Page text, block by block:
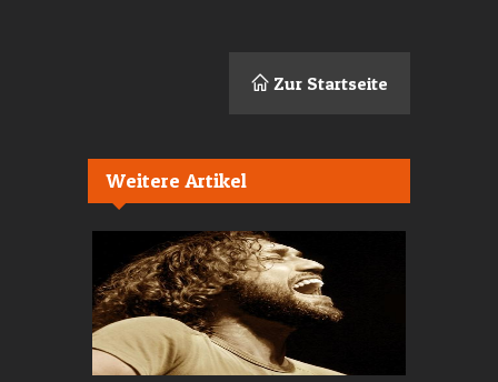
Zur Startseite
Weitere Artikel